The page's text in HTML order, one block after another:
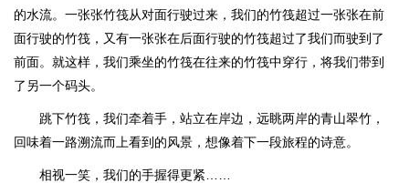
的水流。一张张竹筏从对面行驶过来，我们的竹筏超过一张张在前
面行驶的竹筏，又有一张张在后面行驶的竹筏超过了我们而驶到了
前面。就这样，我们乘坐的竹筏在往来的竹筏中穿行，将我们带到
了另一个码头。
跳下竹筏，我们牵着手，站立在岸边，远眺两岸的青山翠竹，
回味着一路溯流而上看到的风景，想像着下一段旅程的诗意。
相视一笑，我们的手握得更紧……